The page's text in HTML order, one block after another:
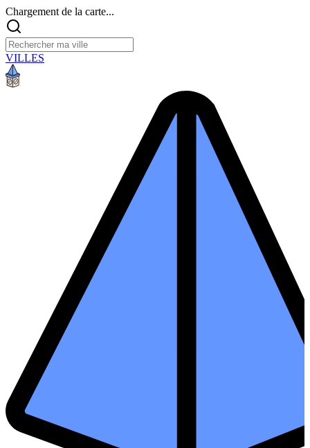
Chargement de la carte...
VILLES